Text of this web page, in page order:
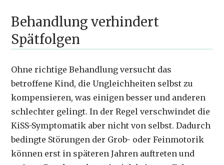
Behandlung verhindert
Spätfolgen
Ohne richtige Behandlung versucht das
betroffene Kind, die Ungleichheiten selbst zu
kompensieren, was einigen besser und anderen
schlechter gelingt. In der Regel verschwindet die
KiSS-Symptomatik aber nicht von selbst. Dadurch
bedingte Störungen der Grob- oder Feinmotorik
können erst in späteren Jahren auftreten und